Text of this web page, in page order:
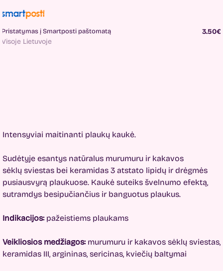
Pristatymas į Smartposti paštomatą
Visoje Lietuvoje
3.50€
Intensyviai maitinanti plaukų kaukė.
Sudėtyje esantys natūralus murumuru ir kakavos
sėklų sviestas bei keramidas 3 atstato lipidų ir drėgmės
pusiausvyrą plaukuose. Kaukė suteiks švelnumo efektą,
sutramdys besipučiančius ir banguotus plaukus.
Indikacijos:pažeistiems plaukams
Veikliosios medžiagos:murumuru ir kakavos sėklų sviestas,
keramidas III, argininas, sericinas, kviečių baltymai